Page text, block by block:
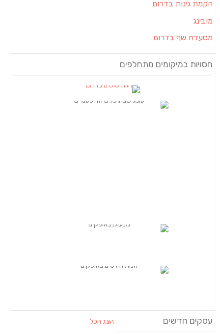
הקמת גינות בדרום
מובינג
מסעדת שף בדרום
חסויות במיקומים מתחלפים
עסקים חדשים הצג הכל